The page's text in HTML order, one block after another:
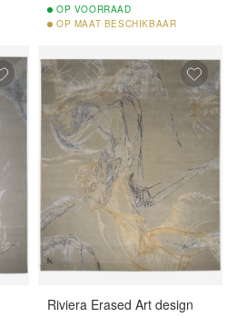
OP VOORRAAD
OP MAAT BESCHIKBAAR
Riviera Erased Art design